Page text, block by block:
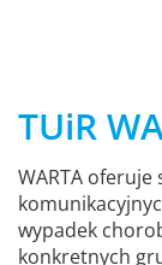
TUiR
WARTA
wypadek
konkretnych